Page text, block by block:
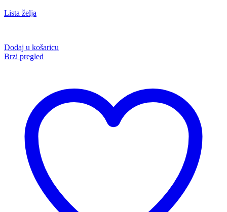
Lista želja
Dodaj u košaricu
Brzi pregled